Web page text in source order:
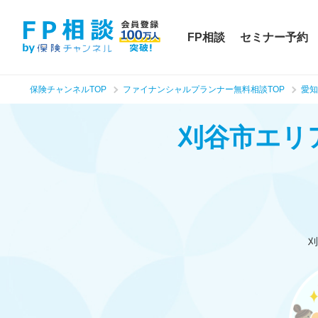
FP相談 セミナー予約
保険チャンネルTOP ファイナンシャルプランナー無料相談TOP 愛
刈谷市エリ